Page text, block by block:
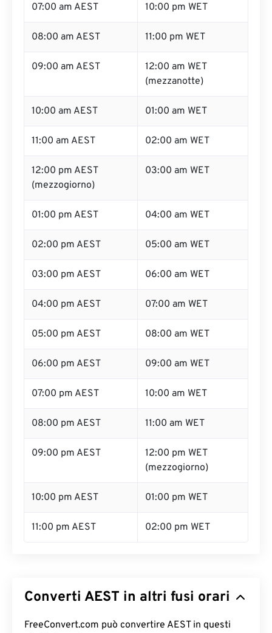
07:00 am AEST 10:00 pm WET
08:00 am AEST 11:00 pm WET
09:00 am AEST
12:00 am WET
(mezzanotte)
10:00 am AEST 01:00 am WET
11:00 am AEST 02:00 am WET
12:00 pm AEST
(mezzogiorno)
03:00 am WET
01:00 pm AEST 04:00 am WET
02:00 pm AEST 05:00 am WET
03:00 pm AEST 06:00 am WET
04:00 pm AEST 07:00 am WET
05:00 pm AEST 08:00 am WET
06:00 pm AEST 09:00 am WET
07:00 pm AEST 10:00 am WET
08:00 pm AEST 11:00 am WET
09:00 pm AEST
12:00 pm WET
(mezzogiorno)
10:00 pm AEST 01:00 pm WET
11:00 pm AEST 02:00 pm WET
Converti AEST in altri fusi orari
FreeConvert.com può convertire AEST in questi